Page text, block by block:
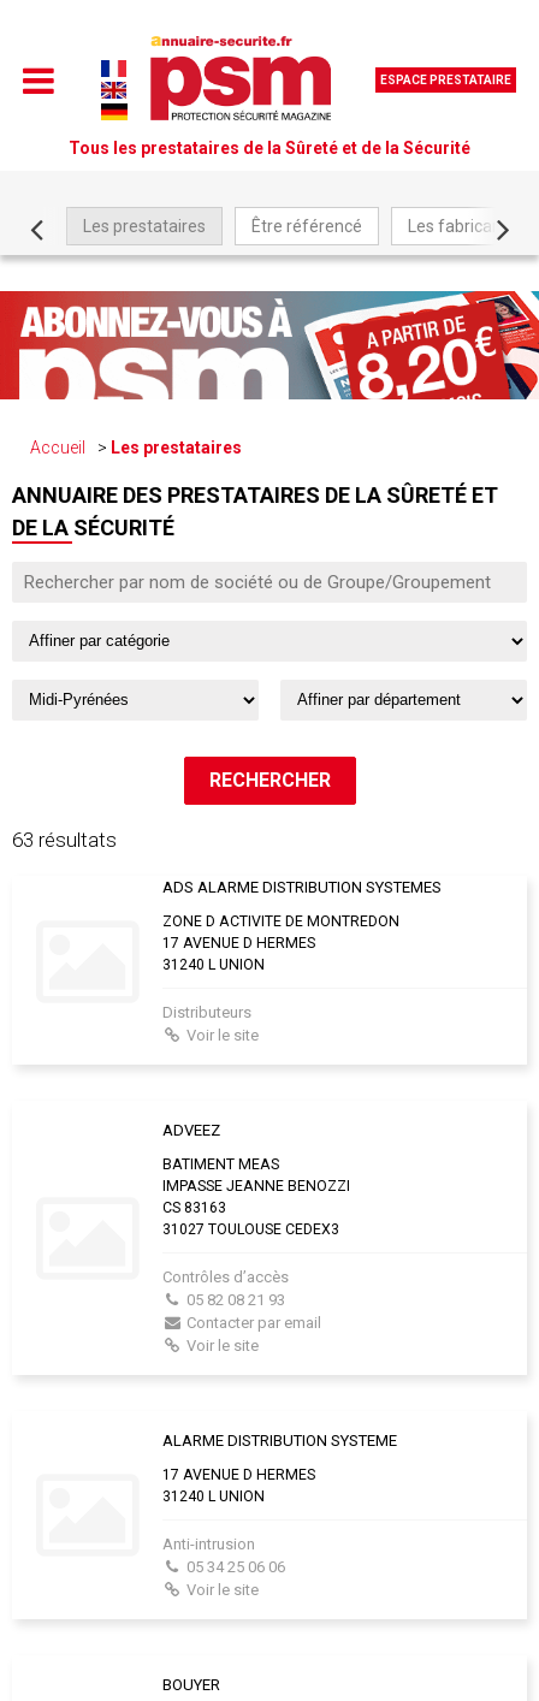
ESPACE PRESTATAIRE
Tous les prestataires de la Sûreté et de la Sécurité
Les prestataires Être référencé Les fabricants
Accueil Les prestataires
ANNUAIRE DES PRESTATAIRES DE LA SÛRETÉ ET
DE LA SÉCURITÉ
63 résultats
ADS ALARME DISTRIBUTION SYSTEMES
ZONE D ACTIVITE DE MONTREDON
17 AVENUE D HERMES
31240 L UNION
Distributeurs
Voir le site
ADVEEZ
BATIMENT MEAS
IMPASSE JEANNE BENOZZI
CS 83163
31027 TOULOUSE CEDEX3
Contrôles d’accès
05 82 08 21 93
Contacter par email
Voir le site
ALARME DISTRIBUTION SYSTEME
17 AVENUE D HERMES
31240 L UNION
Anti-intrusion
05 34 25 06 06
Voir le site
BOUYER